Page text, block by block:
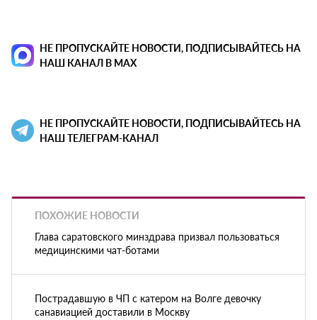
НЕ ПРОПУСКАЙТЕ НОВОСТИ, ПОДПИСЫВАЙТЕСЬ НА
НАШ КАНАЛ В MAX
НЕ ПРОПУСКАЙТЕ НОВОСТИ, ПОДПИСЫВАЙТЕСЬ НА
НАШ ТЕЛЕГРАМ-КАНАЛ
ПОХОЖИЕ НОВОСТИ
Глава саратовского минздрава призвал пользоваться
медицинскими чат-ботами
Пострадавшую в ЧП с катером на Волге девочку
санавиацией доставили в Москву